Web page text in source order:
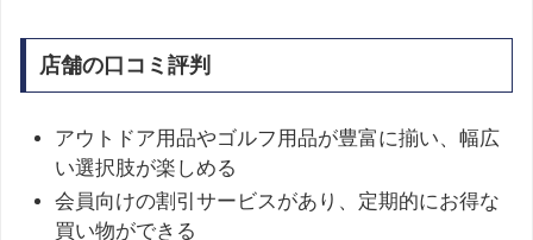
店舗の口コミ評判
アウトドア用品やゴルフ用品が豊富に揃い、幅広
い選択肢が楽しめる
会員向けの割引サービスがあり、定期的にお得な
買い物ができる